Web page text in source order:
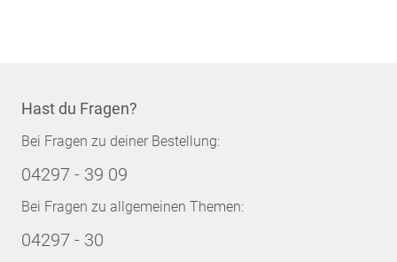
Hast du Fragen?
Bei Fragen zu deiner Bestellung:
04297 - 39 09
Bei Fragen zu allgemeinen Themen:
04297 - 30